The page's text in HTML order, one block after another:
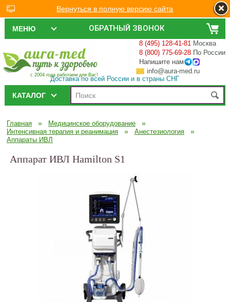
ОБРАТНЫЙ ЗВОНОК
МЕНЮ
с 2004 года работаем для Вас!
8 (495) 128-41-81 Москва
8 (800) 775-69-28 По России
Напишите нам
info@aura-med.ru
Доставка по всей России и в страны СНГ
КАТАЛОГ
Главная » Медицинское оборудование »
Интенсивная терапия и реанимация » Анестезиология »
Аппараты ИВЛ
Аппарат ИВЛ Hamilton S1
Вернуться в полную версию сайта